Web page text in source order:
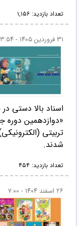
تعداد بازدید: ۱,۱۵۶
۳۱ فروردین ۱۴۰۵ - ۱۳:۵۴
اسناد بالا دستی
«دوازدهمین دوره
تربیتی
شدند.
تعداد بازدید: ۴۵۴
۲۶ اسفند ۱۴۰۴ - ۷:۰۰